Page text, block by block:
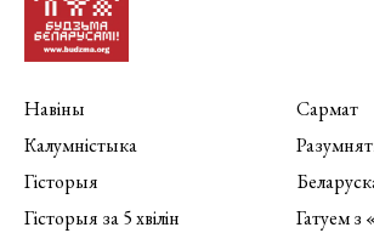
Навіны
Калумністыка
Гісторыя
Гісторыя за 5 хвілін
Сармат
Гатуем з